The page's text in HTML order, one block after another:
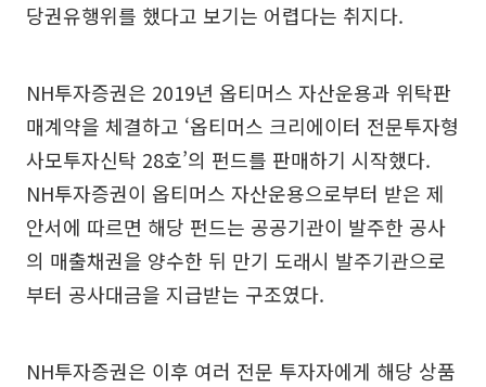
당권유행위를 했다고 보기는 어렵다는 취지다.
NH투자증권은 2019년 옵티머스 자산운용과 위탁판
매계약을 체결하고 ‘옵티머스 크리에이터 전문투자형
사모투자신탁 28호’의 펀드를 판매하기 시작했다.
NH투자증권이 옵티머스 자산운용으로부터 받은 제
안서에 따르면 해당 펀드는 공공기관이 발주한 공사
의 매출채권을 양수한 뒤 만기 도래시 발주기관으로
부터 공사대금을 지급받는 구조였다.
NH투자증권은 이후 여러 전문 투자자에게 해당 상품